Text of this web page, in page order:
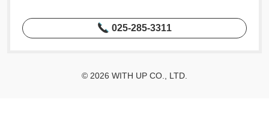
025-285-3311
© 2026 WITH UP CO., LTD.